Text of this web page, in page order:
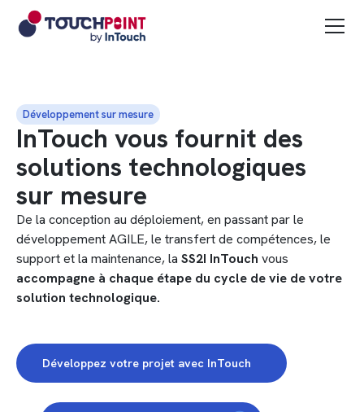
Développement sur mesure
InTouch vous fournit des
solutions technologiques
sur mesure
De la conception au déploiement, en passant par le
développement AGILE, le transfert de compétences, le
support et la maintenance, la SS2I InTouch vous
accompagne à chaque étape du cycle de vie de votre
solution technologique.
Développez votre projet avec InTouch